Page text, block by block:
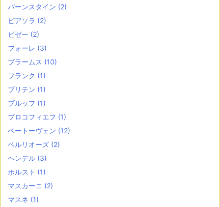
バーンスタイン (2)
ピアソラ (2)
ビゼー (2)
フォーレ (3)
ブラームス (10)
フランク (1)
ブリテン (1)
ブルッフ (1)
プロコフィエフ (1)
ベートーヴェン (12)
ベルリオーズ (2)
ヘンデル (3)
ホルスト (1)
マスカーニ (2)
マスネ (1)